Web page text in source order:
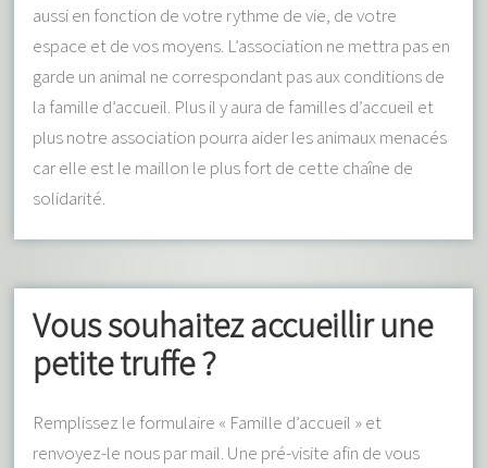
aussi en fonction de votre rythme de vie, de votre
espace et de vos moyens. L’association ne mettra pas en
garde un animal ne correspondant pas aux conditions de
la famille d’accueil. Plus il y aura de familles d’accueil et
plus notre association pourra aider les animaux menacés
car elle est le maillon le plus fort de cette chaîne de
solidarité.
Vous souhaitez accueillir une
petite truffe ?
Remplissez le formulaire « Famille d’accueil » et
renvoyez-le nous par mail. Une pré-visite afin de vous